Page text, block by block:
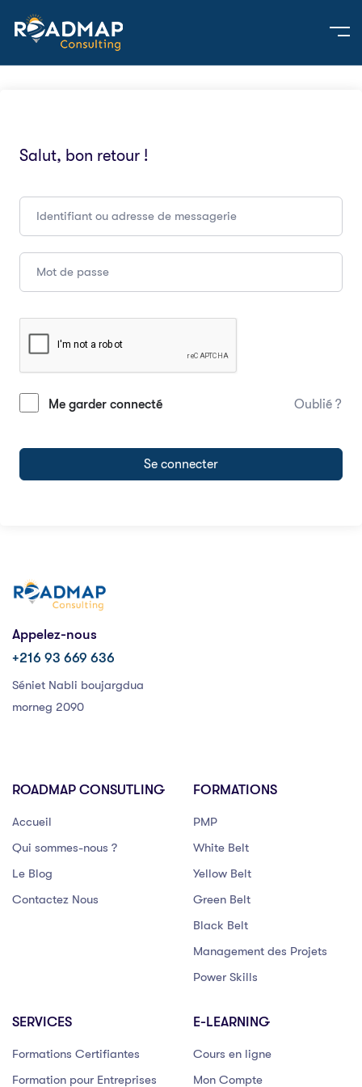
Salut, bon retour !
Me garder connecté Oublié ?
Se connecter
Appelez-nous
+216 93 669 636
Séniet Nabli boujargdua
morneg 2090
ROADMAP CONSUTLING
Accueil
Qui sommes-nous ?
Le Blog
Contactez Nous
FORMATIONS
PMP
White Belt
Yellow Belt
Green Belt
Black Belt
Management des Projets
Power Skills
SERVICES
Formations Certifiantes
Formation pour Entreprises
E-LEARNING
Cours en ligne
Mon Compte